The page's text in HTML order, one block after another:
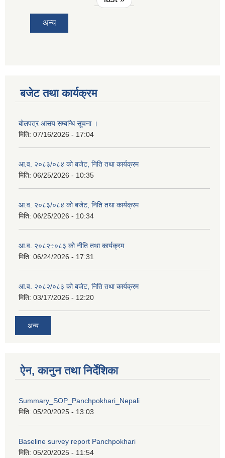
अन्य
बजेट तथा कार्यक्रम
बोलपत्र आसय सम्बन्धि सूचना ।
मिति: 07/16/2026 - 17:04
आ.व. २०८३/०८४ को बजेट, निति तथा कार्यक्रम
मिति: 06/25/2026 - 10:35
आ.व. २०८३/०८४ को बजेट, निति तथा कार्यक्रम
मिति: 06/25/2026 - 10:34
आ.व. २०८२÷०८३ को नीति तथा कार्यक्रम
मिति: 06/24/2026 - 17:31
आ.व. २०८२/०८३ को बजेट, निति तथा कार्यक्रम
मिति: 03/17/2026 - 12:20
अन्य
ऐन, कानुन तथा निर्देशिका
Summary_SOP_Panchpokhari_Nepali
मिति: 05/20/2025 - 13:03
Baseline survey report Panchpokhari
मिति: 05/20/2025 - 11:54